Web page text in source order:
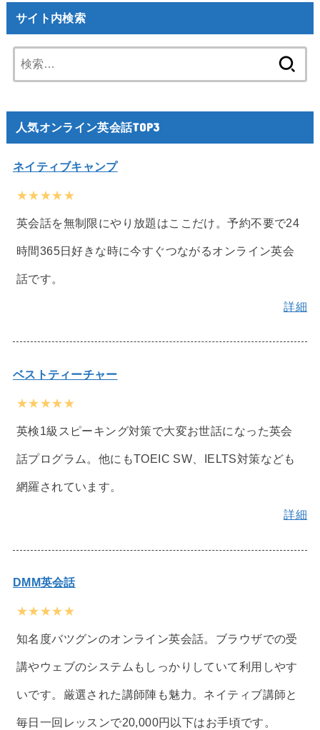
サイト内検索
索:
人気オンライン英会話TOP3
ネイティブキャンプ
★★★★★
英会話を無制限にやり放題はここだけ。予約不要で24
時間365日好きな時に今すぐつながるオンライン英会
話です。
詳細
ベストティーチャー
★★★★★
英検1級スピーキング対策で大変お世話になった英会
話プログラム。他にもTOEIC SW、IELTS対策なども
網羅されています。
詳細
DMM英会話
★★★★★
知名度バツグンのオンライン英会話。ブラウザでの受
講やウェブのシステムもしっかりしていて利用しやす
いです。厳選された講師陣も魅力。ネイティブ講師と
毎日一回レッスンで20,000円以下はお手頃です。